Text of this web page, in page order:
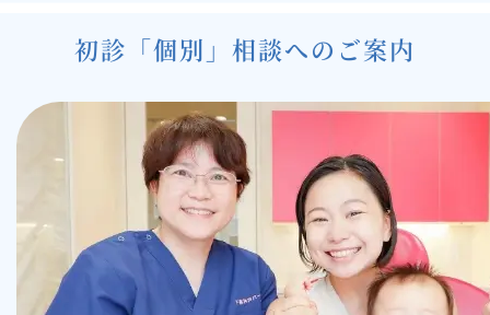
初診「個別」相談へのご案内